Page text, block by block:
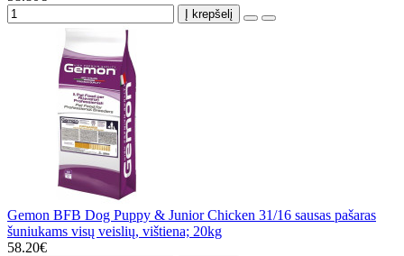
Į krepšelį
Gemon BFB Dog Puppy & Junior Chicken 31/16 sausas pašaras
šuniukams visų veislių, vištiena; 20kg
58.20€